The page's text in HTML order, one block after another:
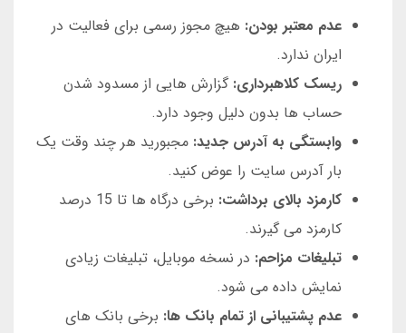
عدم معتبر بودن: هیچ مجوز رسمی برای فعالیت در
ایران ندارد.
ریسک کلاهبرداری: گزارش هایی از مسدود شدن
حساب ها بدون دلیل وجود دارد.
وابستگی به آدرس جدید: مجبورید هر چند وقت یک
بار آدرس سایت را عوض کنید.
کارمزد بالای برداشت:
برخی درگاه ها تا 15 درصد
کارمزد می گیرند.
تبلیغات مزاحم: در نسخه موبایل، تبلیغات زیادی
نمایش داده می شود.
عدم پشتیبانی از تمام بانک ها: برخی بانک های